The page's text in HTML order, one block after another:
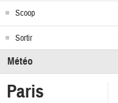
Scoop
Sortir
Météo
Paris